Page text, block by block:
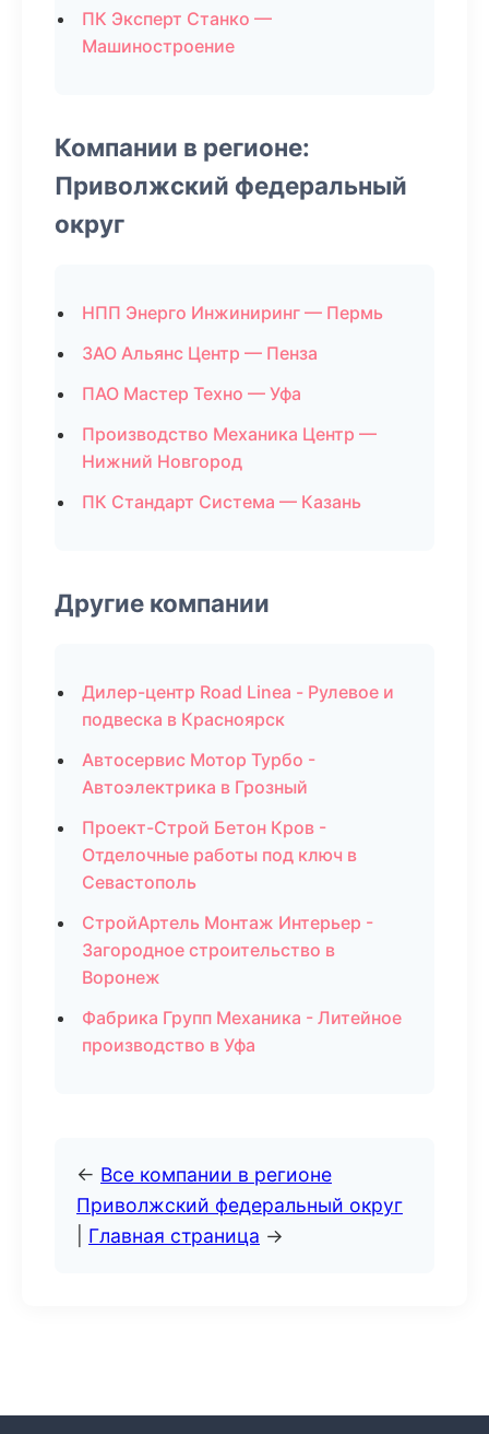
ПК Эксперт Станко —
Машиностроение
Компании в регионе:
Приволжский федеральный
округ
НПП Энерго Инжиниринг — Пермь
ЗАО Альянс Центр — Пенза
ПАО Мастер Техно — Уфа
Производство Механика Центр —
Нижний Новгород
ПК Стандарт Система — Казань
Другие компании
Дилер-центр Road Linea - Рулевое и
подвеска в Красноярск
Автосервис Мотор Турбо -
Автоэлектрика в Грозный
Проект-Строй Бетон Кров -
Отделочные работы под ключ в
Севастополь
СтройАртель Монтаж Интерьер -
Загородное строительство в
Воронеж
Фабрика Групп Механика - Литейное
производство в Уфа
← Все компании в регионе
Приволжский федеральный округ
Главная страница →